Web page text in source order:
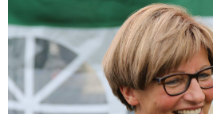
Sonstiges